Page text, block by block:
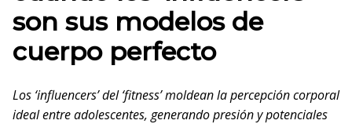
son sus modelos de
cuerpo perfecto
Los ‘influencers’ del ‘fitness’ moldean la percepción corporal
ideal entre adolescentes, generando presión y potenciales